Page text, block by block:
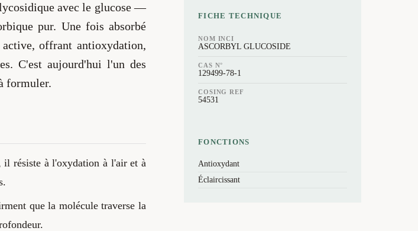
avec le glucose —
pur. Une fois absorbé
offrant antioxydation,
C'est aujourd'hui l'un des
formuler.
il résiste à l'oxydation à l'air et à
que la molécule traverse la
FICHE TECHNIQUE
NOM INCI
ASCORBYL GLUCOSIDE
CAS N°
129499-78-1
COSING REF
54531
FONCTIONS
Antioxydant
Éclaircissant